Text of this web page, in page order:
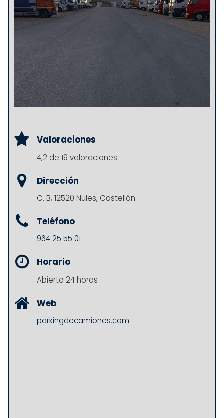
Valoraciones
4,2 de 19 valoraciones
Dirección
C. B, 12520 Nules, Castellón
Teléfono
964 25 55 01
Horario
Abierto 24 horas
Web
parkingdecamiones.com